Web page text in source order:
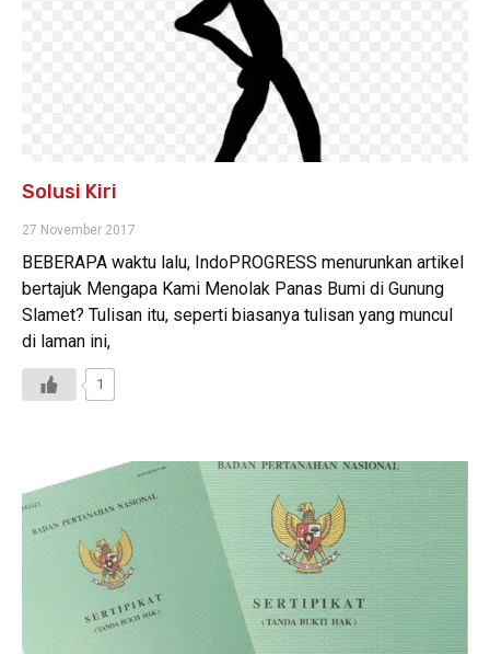
Solusi Kiri
27 November 2017
BEBERAPA waktu lalu, IndoPROGRESS menurunkan artikel
bertajuk Mengapa Kami Menolak Panas Bumi di Gunung
Slamet? Tulisan itu, seperti biasanya tulisan yang muncul
di laman ini,
1